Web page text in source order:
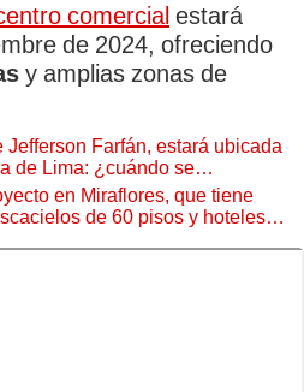
comercial estará
de 2024, ofreciendo
y amplias zonas de
Farfán, estará ubicada
de Lima: ¿cuándo se
en Miraflores, que tiene
de 60 pisos y hoteles 5